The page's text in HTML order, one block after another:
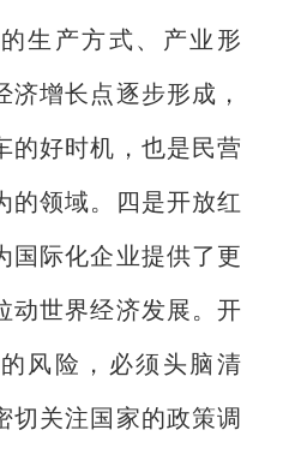
生产方式、产业形
济增长点逐步形成，
的好时机，也是民营
的领域。四是开放红
国际化企业提供了更
动世界经济发展。开
风险，必须头脑清
切关注国家的政策调